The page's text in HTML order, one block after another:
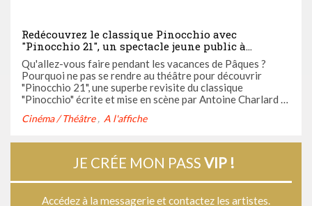
Redécouvrez le classique Pinocchio avec
"Pinocchio 21", un spectacle jeune public à
découvrir à l'Espace Paris Plaine pendant les
vacances scolaires
Qu'allez-vous faire pendant les vacances de Pâques ?
Pourquoi ne pas se rendre au théâtre pour découvrir
"Pinocchio 21", une superbe revisite du classique
"Pinocchio" écrite et mise en scène par Antoine Charlard ?
Paris Plaine. Casting.fr vous y invite !
Cinéma / Théâtre A l'affiche
JE CRÉE MON PASSVIP !
Accédez à la messagerie et contactez les artistes.